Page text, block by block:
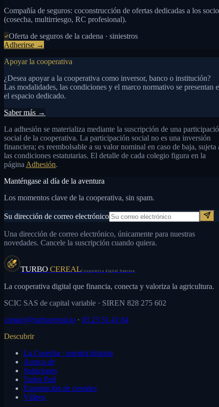
Compañía de seguros: coconstrucción de ofertas dedicadas a los
(cosecha, multirriesgo, RC profesional).
Oferta de seguros de la cadena · siniestros
Adherirse →
Apoyar la cooperativa
¿Desea apoyar a la cooperativa como inversor, banco o institución?
Las modalidades, las condiciones y el marco normativo se presentan
el espacio dedicado.
Saber más →
La adhesión se materializa mediante la suscripción de una
social de la cooperativa. La participación social no es una inversión
financiera; es reembolsable a su valor nominal en caso de baja, sujeta
las condiciones estatutarias. El detalle de cada colegio figura en la
página Adhesión.
Manténgase al día de la aventura
Los momentos clave de la cooperativa, sin spam.
Su dirección de correo electrónico
Una dirección de correo electrónico, únicamente para nuestras
novedades. Cancele la suscripción cuando quiera.
TURBO CEREALCooperativa digital francesa
La cooperativa digital que financia, conecta y valoriza la agricultura.
SCIC SAS de capital variable · SIREN 828 275 602
contact@turbocereal.io · 03 23 51 41 84
Descubrir
La Cosecha · nuestra historia
Acerca de
Soluciones
Turbo Pad
Exportación de cereales
Vídeos